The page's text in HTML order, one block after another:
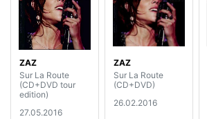
ZAZ
Sur La Route
(CD+DVD tour
edition)
27.05.2016
ZAZ
Sur La Route
(CD+DVD)
26.02.2016